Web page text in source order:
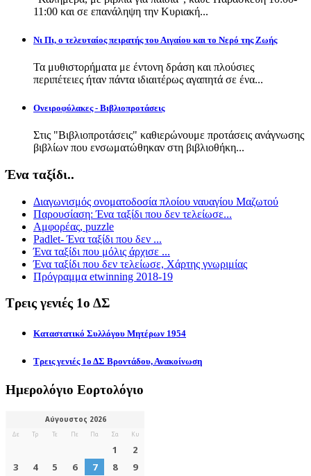
11:00 και σε επανάληψη την Κυριακή...
Νι Πι, ο τελευταίος πειρατής του Αιγαίου και το Νερό της Ζωής
Τα μυθιστορήματα με έντονη δράση και πλούσιες
περιπέτειες ήταν πάντα ιδιαιτέρως αγαπητά σε ένα...
Ονειροφύλακες - Βιβλιοπροτάσεις
Στις "Βιβλιοπροτάσεις" καθιερώνουμε προτάσεις ανάγνωσης
βιβλίων που ενσωματώθηκαν στη βιβλιοθήκη...
Ένα ταξίδι..
Διαγωνισμός ονοματοδοσία πλοίου ναυαγίου Μαζωτού
Παρουσίαση: Ένα ταξίδι που δεν τελείωσε...
Αμφορέας, puzzle
Padlet- Ένα ταξίδι που δεν ...
Ένα ταξίδι που μόλις άρχισε ...
Ένα ταξίδι που δεν τελείωσε, Χάρτης γνωριμίας
Πρόγραμμα etwinning 2018-19
Τρεις γενιές 1ο ΔΣ
Καταστατικό Συλλόγου Μητέρων 1954
Τρεις γενιές 1ο ΔΣ Βροντάδου, Ανακοίνωση
Ημερολόγιο Εορτολόγιο